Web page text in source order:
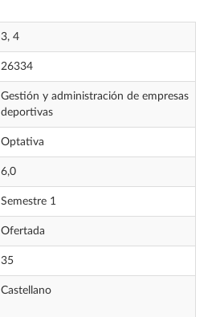
3, 4
26334
Gestión y administración de empresas
deportivas
Optativa
6,0
Semestre 1
Ofertada
35
Castellano